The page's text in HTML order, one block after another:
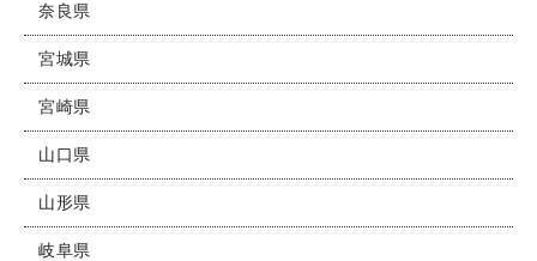
奈良県
宮城県
宮崎県
山口県
山形県
岐阜県